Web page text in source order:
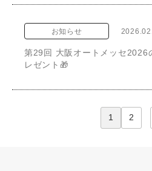
お知らせ
第29回 大阪オートメッセ2026
レゼント🎁
1 2